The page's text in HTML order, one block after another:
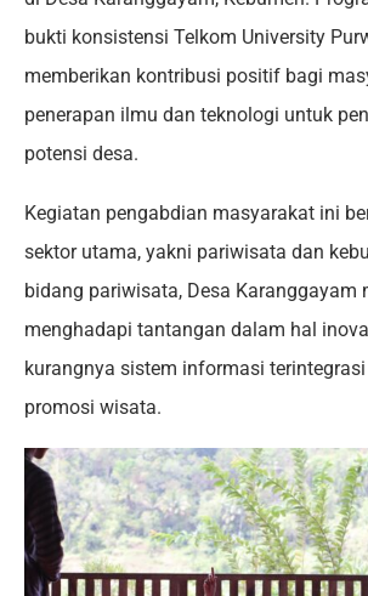
bukti konsistensi Telkom University
memberikan kontribusi positif bagi
penerapan ilmu dan teknologi untuk
potensi desa.
Kegiatan pengabdian masyarakat ini
sektor utama, yakni pariwisata dan
bidang pariwisata, Desa Karanggayam
menghadapi tantangan dalam hal
kurangnya sistem informasi
promosi wisata.